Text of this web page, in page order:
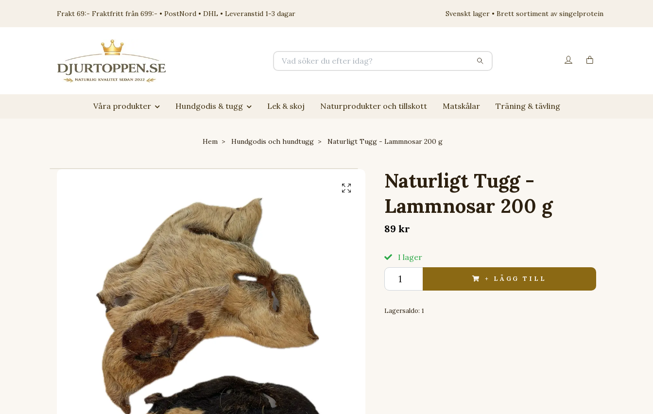
Frakt 69:- Fraktfritt från 699:- • PostNord • DHL • Leveranstid 1-3 dagar Svenskt lager • Brett sortiment av singelprotein
Våra produkter Hundgodis & tugg Lek & skoj Naturprodukter och tillskott Matskålar Träning & tävling
Hem Hundgodis och hundtugg Naturligt Tugg - Lammnosar 200 g
Naturligt Tugg -
Lammnosar 200 g
89 kr
I lager
+ LÄGG TILL
Lagersaldo: 1